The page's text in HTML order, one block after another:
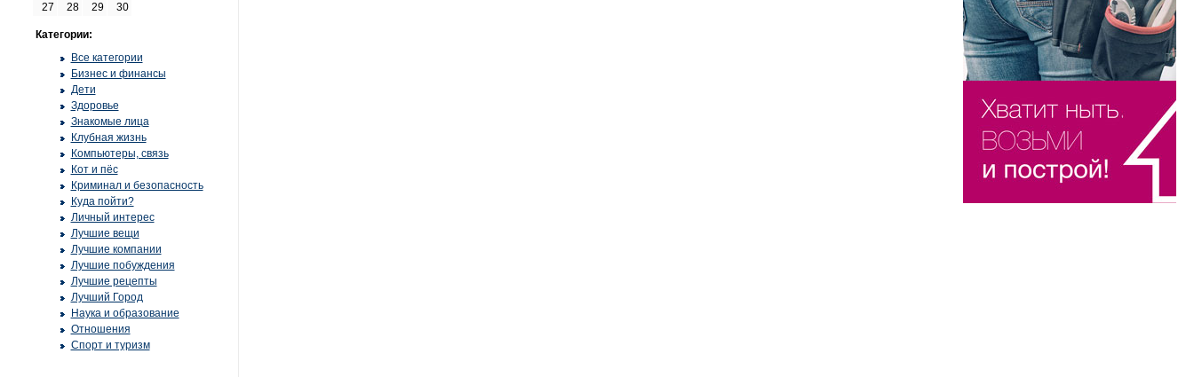
27
28 29 30
Категории:
Все категории
Бизнес и финансы
Дети
Здоровье
Знакомые лица
Клубная жизнь
Компьютеры, связь
Кот и пёс
Криминал и безопасность
Куда пойти?
Личный интерес
Лучшие вещи
Лучшие компании
Лучшие побуждения
Лучшие рецепты
Лучший Город
Наука и образование
Отношения
Спорт и туризм